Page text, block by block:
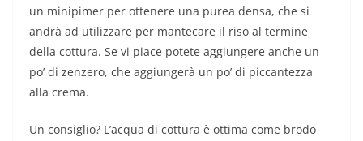
un minipimer per ottenere una purea densa, che si
andrà ad utilizzare per mantecare il riso al termine
della cottura. Se vi piace potete aggiungere anche un
po’ di zenzero, che aggiungerà un po’ di piccantezza
alla crema.
Un consiglio? L’acqua di cottura è ottima come brodo